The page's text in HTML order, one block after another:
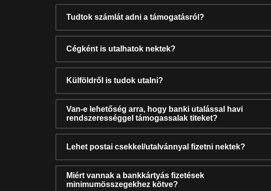
Tudtok számlát adni a támogatásról?
Cégként is utalhatok nektek?
Külföldről is tudok utalni?
Van-e lehetőség arra, hogy banki utalással havi
rendszerességgel támogassalak titeket?
Lehet postai csekkel/utalvánnyal fizetni nektek?
Miért vannak a bankkártyás fizetések
minimumösszegekhez kötve?